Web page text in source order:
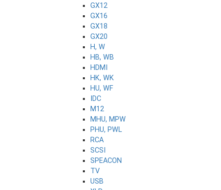
GX12
GX16
GX18
GX20
H, W
HB, WB
HDMI
HK, WK
HU, WF
IDC
M12
MHU, MPW
PHU, PWL
RCA
SCSI
SPEACON
TV
USB